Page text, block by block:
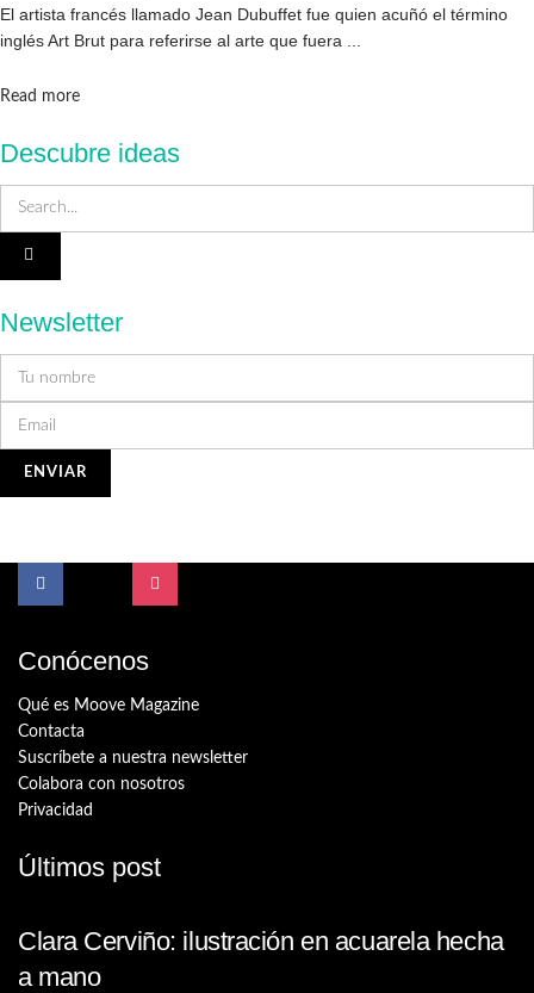
El artista francés llamado Jean Dubuffet fue quien acuñó el término
inglés Art Brut para referirse al arte que fuera ...
Read moreDetails
Descubre ideas
Newsletter
Conócenos
Qué es Moove Magazine
Contacta
Suscríbete a nuestra newsletter
Colabora con nosotros
Privacidad
Últimos post
Clara Cerviño: ilustración en acuarela hecha
a mano